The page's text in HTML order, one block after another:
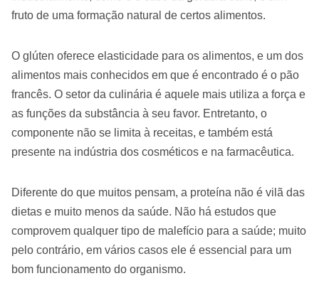
fruto de uma formação natural de certos alimentos.
O glúten oferece elasticidade para os alimentos, e um dos
alimentos mais conhecidos em que é encontrado é o pão
francês. O setor da culinária é aquele mais utiliza a força e
as funções da substância à seu favor. Entretanto, o
componente não se limita à receitas, e também está
presente na indústria dos cosméticos e na farmacêutica.
Diferente do que muitos pensam, a proteína não é vilã das
dietas e muito menos da saúde. Não há estudos que
comprovem qualquer tipo de malefício para a saúde; muito
pelo contrário, em vários casos ele é essencial para um
bom funcionamento do organismo.